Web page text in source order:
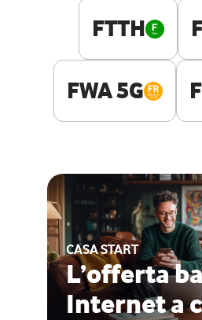
FTTH
FWA 5G
CASA START
L’offerta
Internet a
ESCLUSIVA